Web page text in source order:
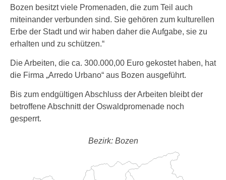
Bozen besitzt viele Promenaden, die zum Teil auch
miteinander verbunden sind. Sie gehören zum kulturellen
Erbe der Stadt und wir haben daher die Aufgabe, sie zu
erhalten und zu schützen.“
Die Arbeiten, die ca. 300.000,00 Euro gekostet haben, hat
die Firma „Arredo Urbano“ aus Bozen ausgeführt.
Bis zum endgültigen Abschluss der Arbeiten bleibt der
betroffene Abschnitt der Oswaldpromenade noch
gesperrt.
Bezirk: Bozen